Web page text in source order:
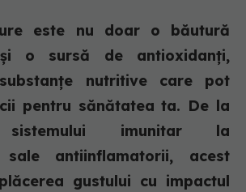
este nu doar o băutură
o sursă de antioxidanți,
nutritive care pot
pentru sănătatea ta. De la
sistemului imunitar la
sale antiinflamatorii, acest
gustului cu impactul